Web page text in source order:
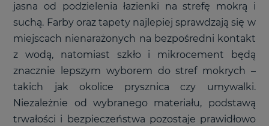
jasna od podzielenia łazienki na strefę mokrą i
suchą. Farby oraz tapety najlepiej sprawdzają się w
miejscach nienarażonych na bezpośredni kontakt
z wodą, natomiast szkło i mikrocement będą
znacznie lepszym wyborem do stref mokrych –
takich jak okolice prysznica czy umywalki.
Niezależnie od wybranego materiału, podstawą
trwałości i bezpieczeństwa pozostaje prawidłowo